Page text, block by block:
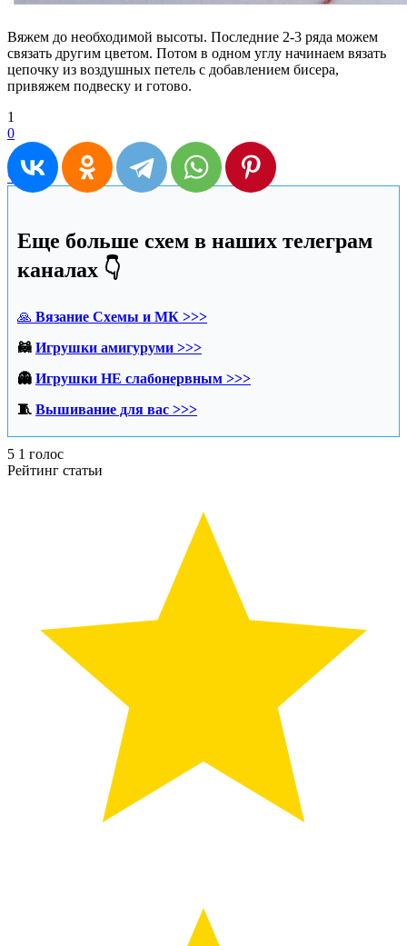
Вяжем до необходимой высоты. Последние 2-3 ряда можем
связать другим цветом. Потом в одном углу начинаем вязать
цепочку из воздушных петель с добавлением бисера,
привяжем подвеску и готово.
1
0
Чехол
Еще больше схем в наших телеграм
каналах 👇
🙏 Вязание Схемы и МК >>>
🦝 Игрушки амигуруми >>>
👻 Игрушки НЕ слабонервным >>>
🧵 Вышивание для вас >>>
5 1 голос
Рейтинг статьи